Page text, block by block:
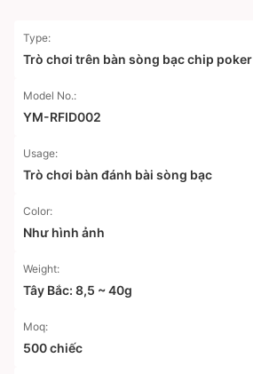
Type:
Trò chơi trên bàn sòng bạc chip poker
Model No.:
YM-RFID002
Usage:
Trò chơi bàn đánh bài sòng bạc
Color:
Như hình ảnh
Weight:
Tây Bắc: 8,5 ~ 40g
Moq:
500 chiếc